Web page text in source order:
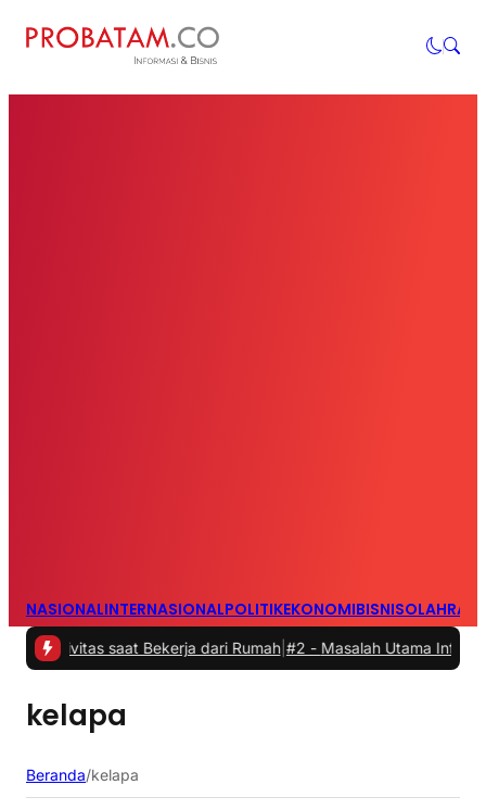
NASIONALINTERNASIONALPOLITIKEKONOMIBISNIS
saat Bekerja dari Rumah |#2 -Masalah Utama Infrastruktur
kelapa
Beranda/kelapa